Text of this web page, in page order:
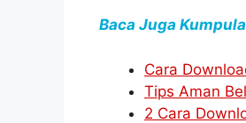
Baca Juga
Cara
Tips Aman
2 Cara